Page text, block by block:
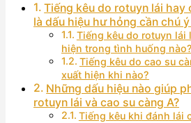
Tiếng kêu do rotuyn lái hay
là dấu hiệu hư hỏng cần chú
Tiếng kêu do rotuyn lái
hiện trong tình huống nào?
Tiếng kêu do cao su
xuất hiện khi nào?
Những dấu hiệu nào giúp
rotuyn lái và cao su càng A?
Tiếng kêu khi đánh lái